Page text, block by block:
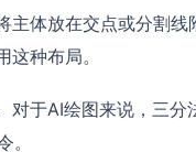
体放在交点或分割
种布局。
于AI绘图来说，三分
。